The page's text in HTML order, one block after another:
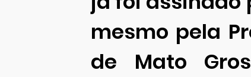
mesmo pela
de Mato